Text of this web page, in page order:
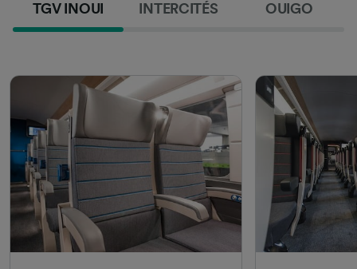
TGV INOUI INTERCITÉS OUIGO